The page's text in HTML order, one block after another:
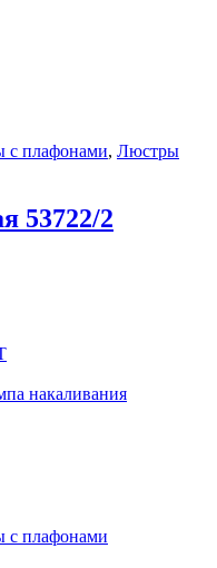
с плафонами, Люстры
53722/2
накаливания
с плафонами